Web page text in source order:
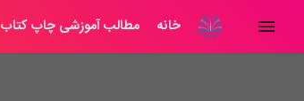
خانه مطالب آموزشی چاپ کتاب